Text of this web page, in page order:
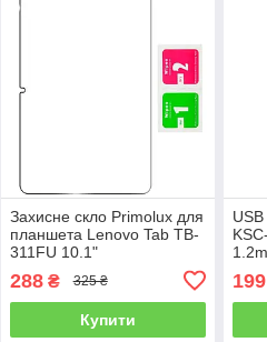
Захисне скло Primolux для
планшета Lenovo Tab TB-
311FU 10.1"
288₴ 325 ₴
Купити
199